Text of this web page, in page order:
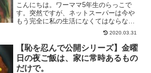
こんにちは。ワーママ5年生のらっこで
す。突然ですが、ネットスーパーは今や
もう完全に私の生活になくてはならない
ものですよね。育休から復帰してすぐは
毎週末せっせとスーパーに通っていたの
だけど、毎週買い物に行くだけで半日潰
れるのがしんどくなってき...
2020.03.31
【恥を忍んで公開シリーズ】金曜
日の夜ご飯は、家に常時あるもの
だけで。